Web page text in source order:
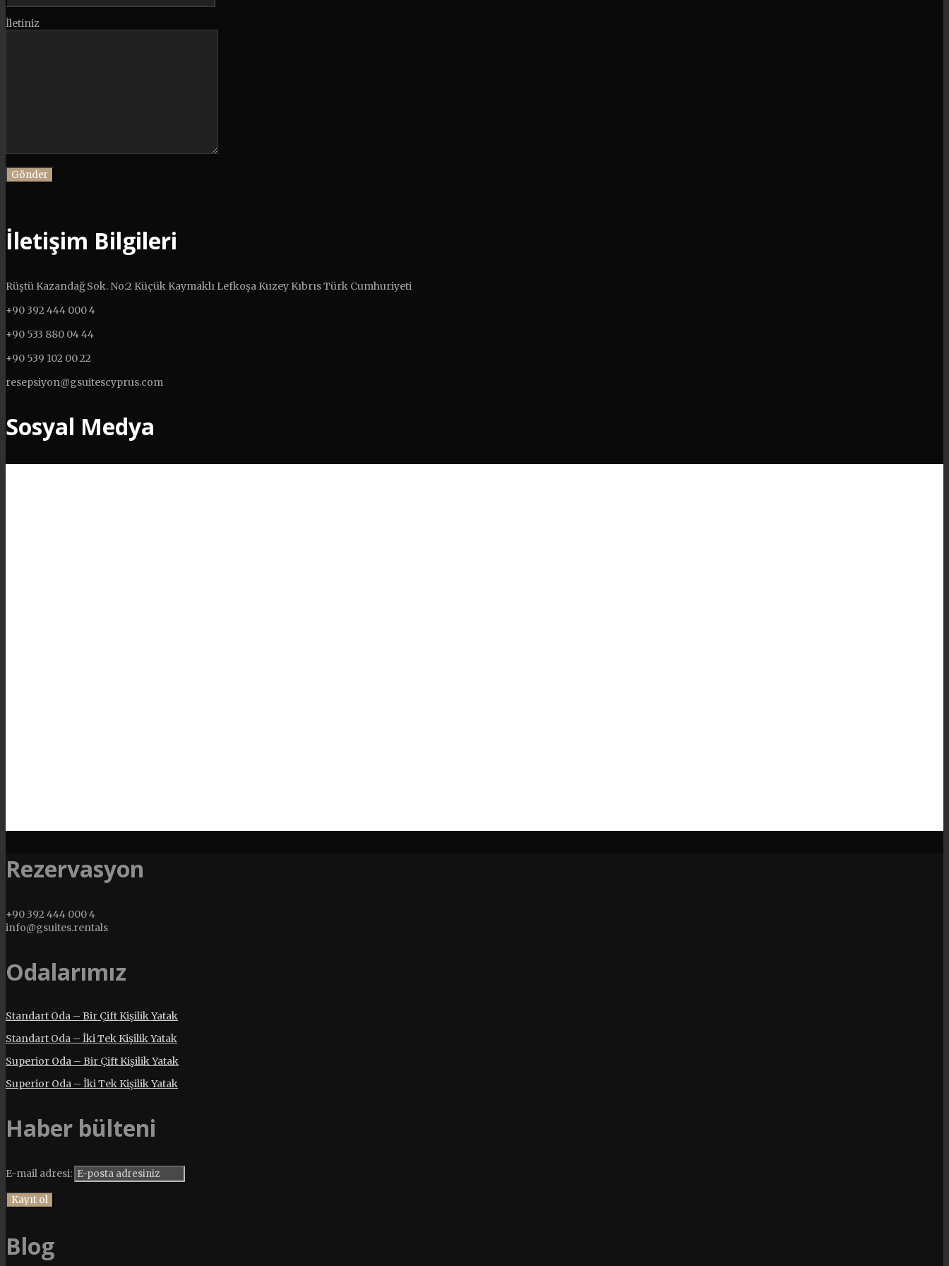
İletiniz
İletişim Bilgileri
Rüştü Kazandağ Sok. No:2 Küçük Kaymaklı Lefkoşa Kuzey Kıbrıs Türk Cumhuriyeti
+90 392 444 000 4
+90 533 880 04 44
+90 539 102 00 22
resepsiyon@gsuitescyprus.com
Sosyal Medya
Rezervasyon
+90 392 444 000 4
info@gsuites.rentals
Odalarımız
Standart Oda – Bir Çift Kişilik Yatak
Standart Oda – İki Tek Kişilik Yatak
Superior Oda – Bir Çift Kişilik Yatak
Superior Oda – İki Tek Kişilik Yatak
Haber bülteni
E-mail adresi:
Blog